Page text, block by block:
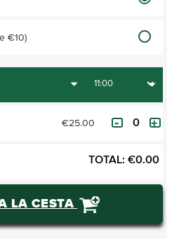
€10)
€25.00
TOTAL: €0.00
LA CESTA